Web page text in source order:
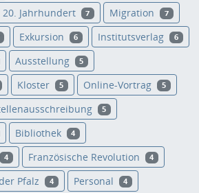
20. Jahrhundert 7 Migration 7
Exkursion 6 Institutsverlag 6
Ausstellung 5
Kloster 5 Online-Vortrag 5
5
Bibliothek 4
4 Französische Revolution 4
Pfalz 4 Personal 4